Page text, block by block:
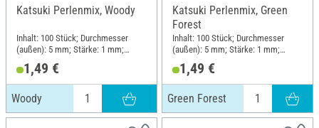
Katsuki Perlenmix, Woody
Inhalt: 100 Stück; Durchmesser
(außen): 5 mm; Stärke: 1 mm;
Material: Gummi
1,49 €
Woody
Katsuki Perlenmix, Green
Forest
Inhalt: 100 Stück; Durchmesser
(außen): 5 mm; Stärke: 1 mm;
Material: Gummi
1,49 €
Green Forest